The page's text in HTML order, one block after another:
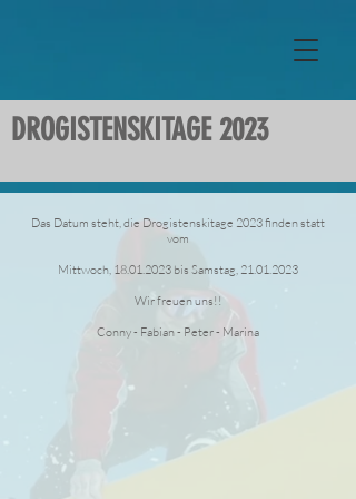
DROGISTENSKITAGE 2023
Das Datum steht, die Drogistenskitage 2023 finden statt
vom
Mittwoch, 18.01.2023 bis Samstag, 21.01.2023
Wir freuen uns!!
Conny - Fabian - Peter - Marina